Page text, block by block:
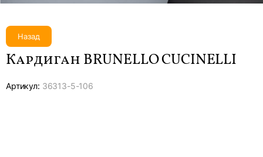
Назад
Кардиган BRUNELLO CUCINELLI
Артикул: 36313-5-106